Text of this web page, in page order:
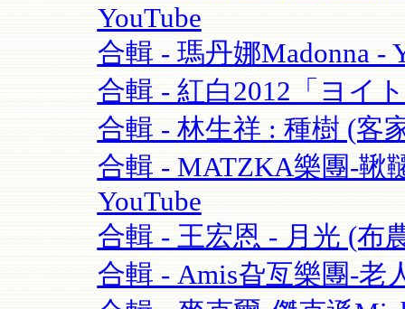
YouTube
合輯 - 瑪丹娜Madonna -
合輯 - 紅白2012「ヨイ
合輯 - 林生祥 : 種樹 (客
合輯 - MATZKA樂團-鞦
YouTube
合輯 - 王宏恩 - 月光 (布
合輯 - Amis旮亙樂團-老